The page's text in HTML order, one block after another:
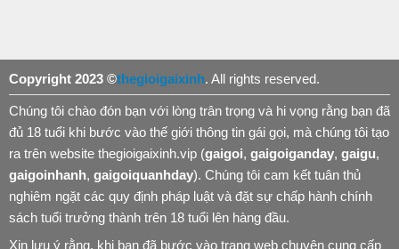
Copyright 2023 ©thegioigaixinh. All rights reserved.
Chúng tôi chào đón bạn với lòng trân trọng và hi vọng rằng bạn đã
đủ 18 tuổi khi bước vào thế giới thông tin gái gọi, mà chúng tôi tạo
ra trên website thegioigaixinh.vip (gaigoi, gaigoiganday, gaigu,
gaigoinhanh, gaigoiquanhday). Chúng tôi cam kết tuân thủ
nghiêm ngặt các quy định pháp luật và đặt sự chấp hành chính
sách tuổi trưởng thành trên 18 tuổi lên hàng đầu.
Xin lưu ý rằng, khi bạn đã bước vào trang web chuyên cung cấp